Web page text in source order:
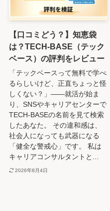
【口コミどう？】知恵袋
は？TECH-BASE（テック
ベース）の評判をレビュー
「テックベースって無料で学べ
るらしいけど、正直ちょっと怪
しくない？」――就活が始ま
り、SNSやキャリアセンターで
TECH-BASEの名前を見て検索
したあなた。 その違和感は、
社会人になっても武器になる
「健全な警戒心」です。 私は
キャリアコンサルタントと...
2026年8月4日